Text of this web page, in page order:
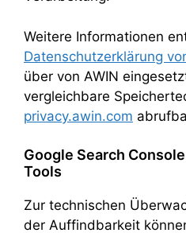
Weitere Informationen
Datenschutzerklärung
über von AWIN
vergleichbare
privacy.awin.com
Google Search
Tools
Zur technischen
der Auffindbarkeit